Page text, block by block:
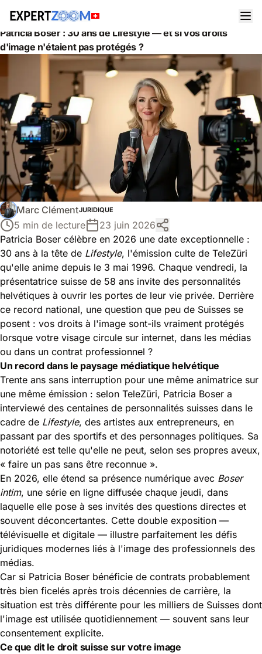
Actualités
Juridique
Patricia Boser : 30 ans de Lifestyle — et si vos droits
d'image n'étaient pas protégés ?
Marc ClémentJURIDIQUE
5 min de lecture
23 juin 2026
Patricia Boser célèbre en 2026 une date exceptionnelle :
30 ans à la tête de Lifestyle, l'émission culte de TeleZüri
qu'elle anime depuis le 3 mai 1996. Chaque vendredi, la
présentatrice suisse de 58 ans invite des personnalités
helvétiques à ouvrir les portes de leur vie privée. Derrière
ce record national, une question que peu de Suisses se
posent : vos droits à l'image sont-ils vraiment protégés
lorsque votre visage circule sur internet, dans les médias
ou dans un contrat professionnel ?
Un record dans le paysage médiatique helvétique
Trente ans sans interruption pour une même animatrice sur
une même émission : selon TeleZüri, Patricia Boser a
interviewé des centaines de personnalités suisses dans le
cadre de Lifestyle, des artistes aux entrepreneurs, en
passant par des sportifs et des personnages politiques. Sa
notoriété est telle qu'elle ne peut, selon ses propres aveux,
« faire un pas sans être reconnue ».
En 2026, elle étend sa présence numérique avec Boser
intim, une série en ligne diffusée chaque jeudi, dans
laquelle elle pose à ses invités des questions directes et
souvent déconcertantes. Cette double exposition —
télévisuelle et digitale — illustre parfaitement les défis
juridiques modernes liés à l'image des professionnels des
médias.
Car si Patricia Boser bénéficie de contrats probablement
très bien ficelés après trois décennies de carrière, la
situation est très différente pour les milliers de Suisses dont
l'image est utilisée quotidiennement — souvent sans leur
consentement explicite.
Ce que dit le droit suisse sur votre image